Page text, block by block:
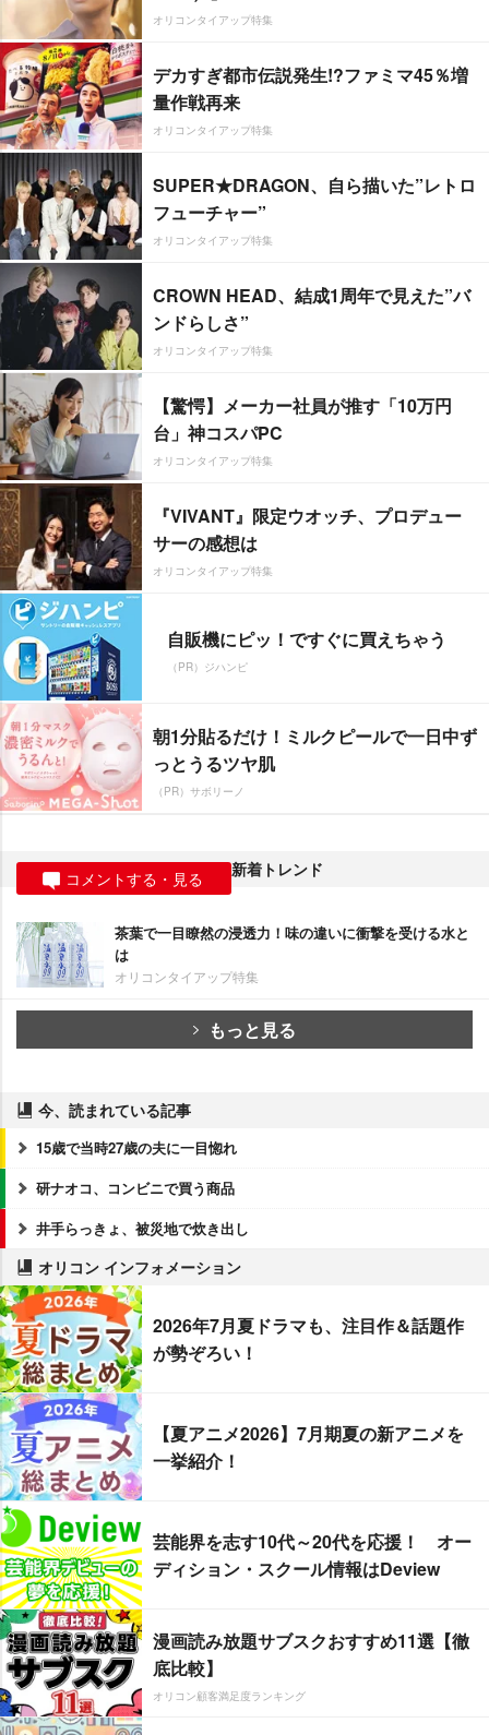
オリコンタイアップ特集
デカすぎ都市伝説発生!?ファミマ45％増
量作戦再来
オリコンタイアップ特集
SUPER★DRAGON、自ら描いた”レトロ
フューチャー”
オリコンタイアップ特集
CROWN HEAD、結成1周年で見えた”バ
ンドらしさ”
オリコンタイアップ特集
【驚愕】メーカー社員が推す「10万円
台」神コスパPC
オリコンタイアップ特集
『VIVANT』限定ウオッチ、プロデュー
サーの感想は
オリコンタイアップ特集
自販機にピッ！ですぐに買えちゃう
（PR）ジハンピ
朝1分貼るだけ！ミルクピールで一日中ず
っとうるツヤ肌
（PR）サボリーノ
コメントする・見る 新着トレンド
茶葉で一目瞭然の浸透力！味の違いに衝撃を受ける水と
は
オリコンタイアップ特集
もっと見る
今、読まれている記事
15歳で当時27歳の夫に一目惚れ
研ナオコ、コンビニで買う商品
井手らっきょ、被災地で炊き出し
オリコン インフォメーション
2026年7月夏ドラマも、注目作＆話題作
が勢ぞろい！
【夏アニメ2026】7月期夏の新アニメを
一挙紹介！
芸能界を志す10代～20代を応援！ オー
ディション・スクール情報はDeview
漫画読み放題サブスクおすすめ11選【徹
底比較】
オリコン顧客満足度ランキング